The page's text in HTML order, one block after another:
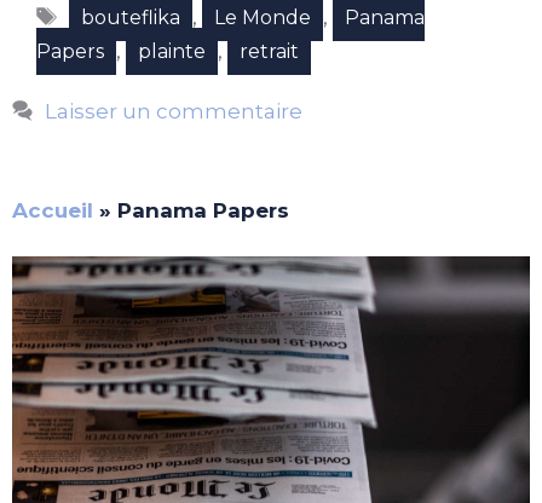
Étiquettes
bouteflika , Le Monde ,
Panama
Papers , plainte , retrait
Laisser un commentaire
Accueil » Panama Papers